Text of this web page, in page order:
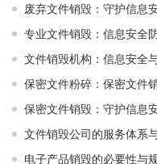
废弃文件销毁：守护信息
专业文件销毁：信息安全
文件销毁机构：信息安全
保密文件粉碎：保密文件
保密文件销毁：守护信息
文件销毁公司的服务体系
电子产品销毁的必要性与